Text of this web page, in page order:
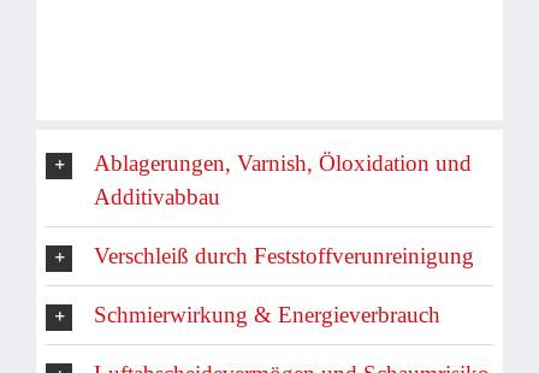
Ablagerungen, Varnish, Öloxidation und
Additivabbau
Verschleiß durch Feststoffverunreinigung
Schmierwirkung & Energieverbrauch